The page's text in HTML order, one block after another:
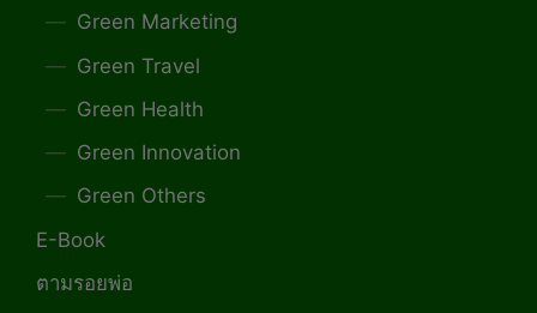
Green Marketing
Green Travel
Green Health
Green Innovation
Green Others
E-Book
ตามรอยพ่อ